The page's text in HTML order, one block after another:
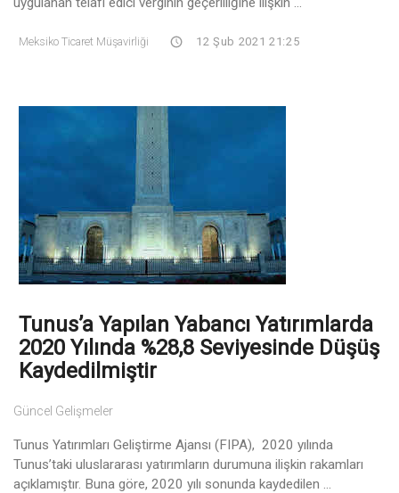
Meksiko Ticaret Müşavirliği 12 Şub 2021 21:25
Tunus’a Yapılan Yabancı Yatırımlarda
2020 Yılında %28,8 Seviyesinde Düşüş
Kaydedilmiştir
Güncel Gelişmeler
Tunus Yatırımları Geliştirme Ajansı (FIPA), 2020 yılında
Tunus’taki uluslararası yatırımların durumuna ilişkin rakamları
açıklamıştır. Buna göre, 2020 yılı sonunda kaydedilen ...